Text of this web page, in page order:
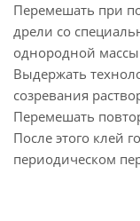
Перемешать при
дрели со
однородной массы
Выдержать
созревания
Перемешать
После этого клей
периодическом